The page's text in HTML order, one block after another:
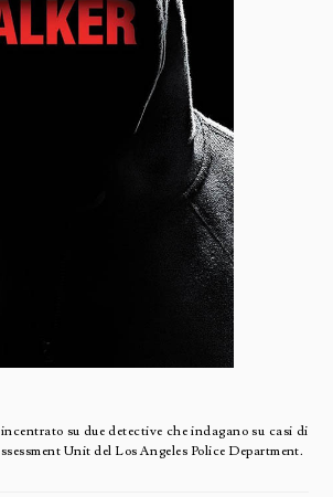
su due detective che indagano su casi di
Unit del Los Angeles Police Department.